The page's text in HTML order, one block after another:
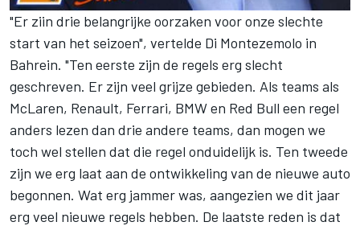
"Er ziin drie belangrijke oorzaken voor onze slechte
start van het seizoen", vertelde Di Montezemolo in
Bahrein. "Ten eerste zijn de regels erg slecht
geschreven. Er zijn veel grijze gebieden. Als teams als
McLaren, Renault, Ferrari, BMW en Red Bull een regel
anders lezen dan drie andere teams, dan mogen we
toch wel stellen dat die regel onduidelijk is. Ten tweede
zijn we erg laat aan de ontwikkeling van de nieuwe auto
begonnen. Wat erg jammer was, aangezien we dit jaar
erg veel nieuwe regels hebben. De laatste reden is dat